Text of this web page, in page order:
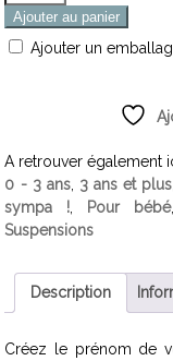
Ajouter au panier
Ajouter un
A retrouver également
0 - 3 ans, 3 ans et plus
sympa !
Pour bébé
Suspensions
Description
Créez le prénom de